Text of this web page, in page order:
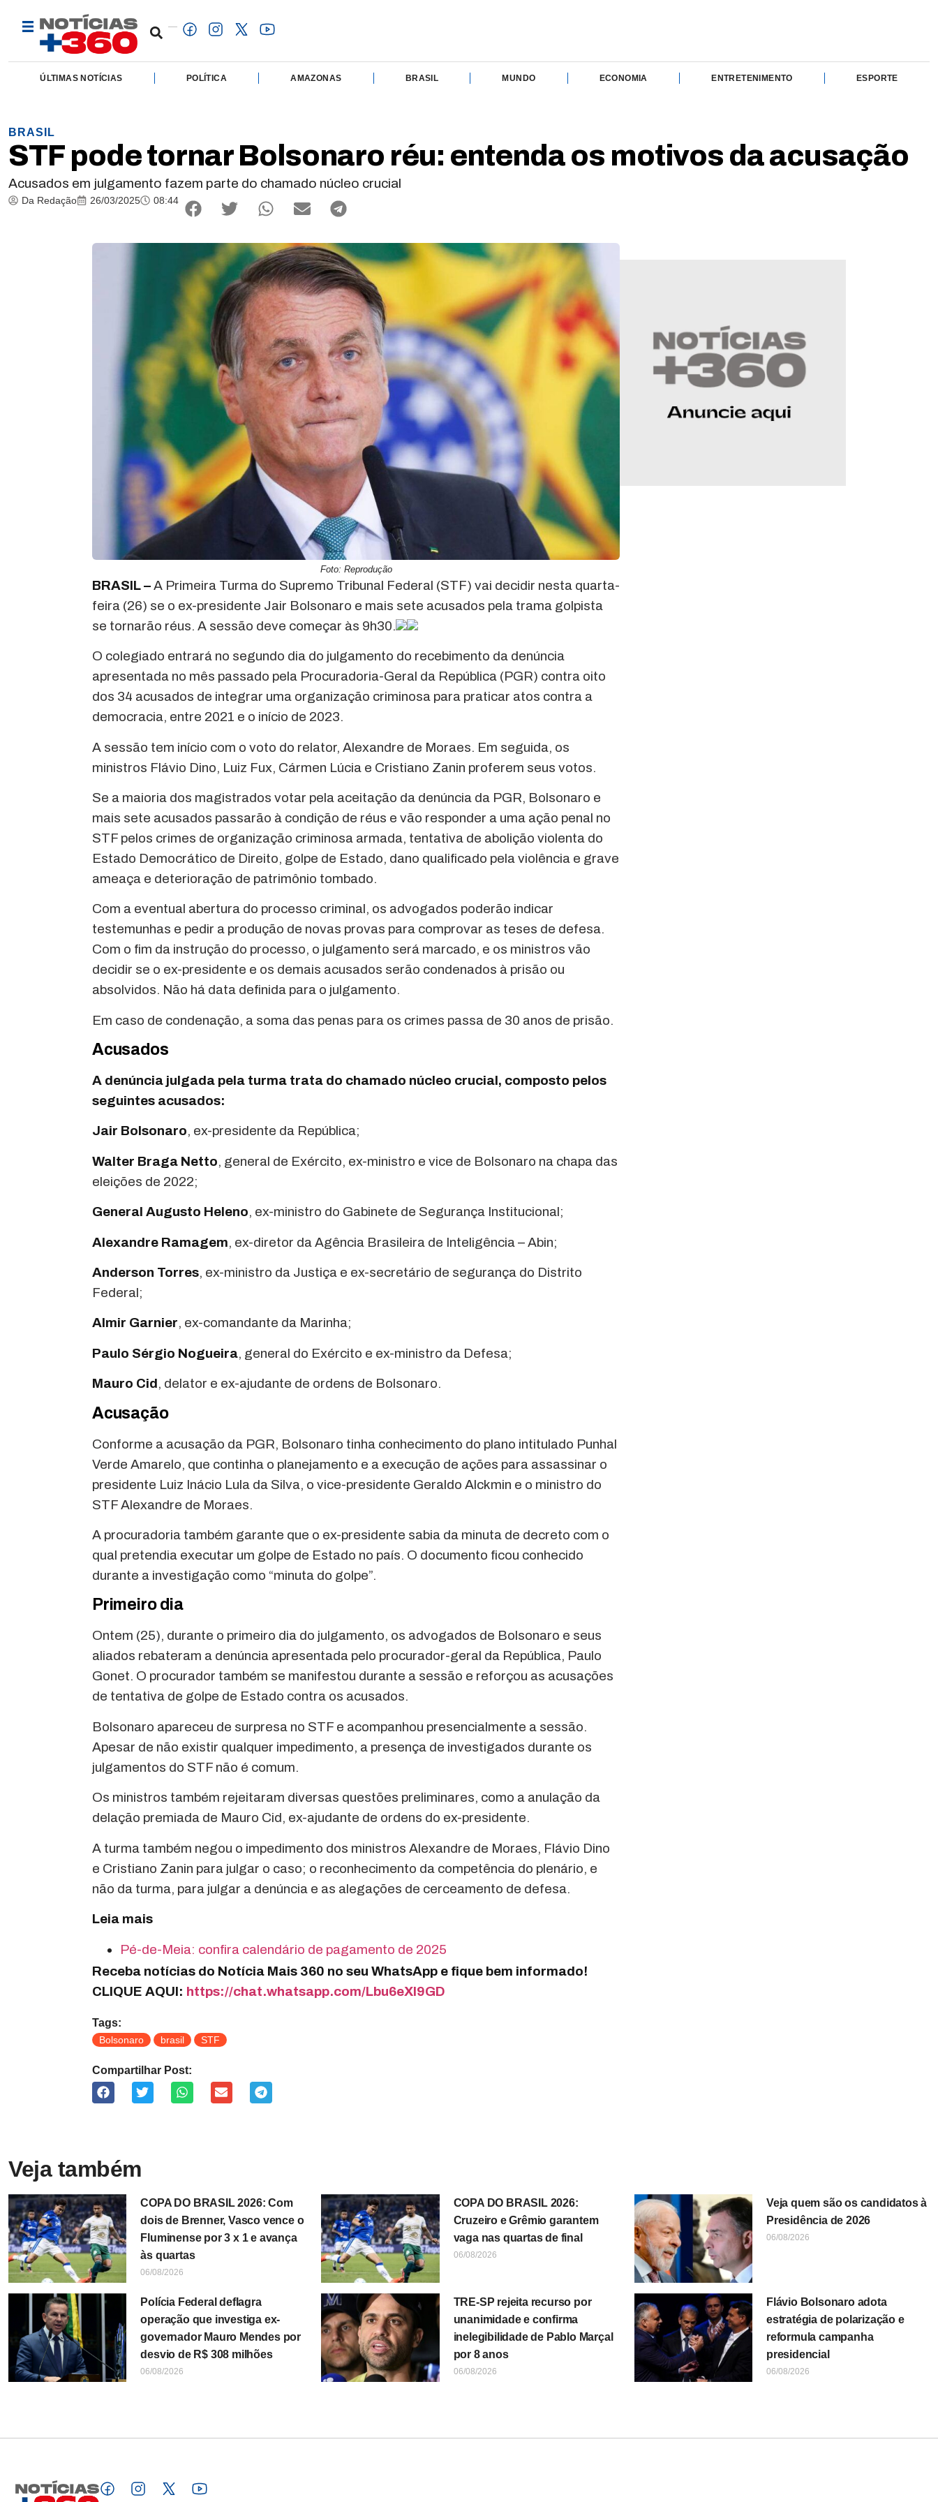
ÚLTIMAS NOTÍCIAS POLÍTICA AMAZONAS BRASIL MUNDO ECONOMIA ENTRETENIMENTO ESPORTE
BRASIL
STF pode tornar Bolsonaro réu: entenda os motivos da acusação
Acusados em julgamento fazem parte do chamado núcleo crucial
Da Redação 26/03/2025 08:44
Foto: Reprodução
BRASIL –A Primeira Turma do Supremo Tribunal Federal (STF) vai decidir nesta quarta-
feira (26) se o ex-presidente Jair Bolsonaro e mais sete acusados pela trama golpista
se tornarão réus. A sessão deve começar às 9h30.
O colegiado entrará no segundo dia do julgamento do recebimento da denúncia
apresentada no mês passado pela Procuradoria-Geral da República (PGR) contra oito
dos 34 acusados de integrar uma organização criminosa para praticar atos contra a
democracia, entre 2021 e o início de 2023.
A sessão tem início com o voto do relator, Alexandre de Moraes. Em seguida, os
ministros Flávio Dino, Luiz Fux, Cármen Lúcia e Cristiano Zanin proferem seus votos.
Se a maioria dos magistrados votar pela aceitação da denúncia da PGR, Bolsonaro e
mais sete acusados passarão à condição de réus e vão responder a uma ação penal no
STF pelos crimes de organização criminosa armada, tentativa de abolição violenta do
Estado Democrático de Direito, golpe de Estado, dano qualificado pela violência e grave
ameaça e deterioração de patrimônio tombado.
Com a eventual abertura do processo criminal, os advogados poderão indicar
testemunhas e pedir a produção de novas provas para comprovar as teses de defesa.
Com o fim da instrução do processo, o julgamento será marcado, e os ministros vão
decidir se o ex-presidente e os demais acusados serão condenados à prisão ou
absolvidos. Não há data definida para o julgamento.
Em caso de condenação, a soma das penas para os crimes passa de 30 anos de prisão.
Acusados
A denúncia julgada pela turma trata do chamado núcleo crucial, composto pelos
seguintes acusados:
Jair Bolsonaro, ex-presidente da República;
Walter Braga Netto, general de Exército, ex-ministro e vice de Bolsonaro na chapa das
eleições de 2022;
General Augusto Heleno, ex-ministro do Gabinete de Segurança Institucional;
Alexandre Ramagem, ex-diretor da Agência Brasileira de Inteligência – Abin;
Anderson Torres, ex-ministro da Justiça e ex-secretário de segurança do Distrito
Federal;
Almir Garnier, ex-comandante da Marinha;
Paulo Sérgio Nogueira, general do Exército e ex-ministro da Defesa;
Mauro Cid, delator e ex-ajudante de ordens de Bolsonaro.
Acusação
Conforme a acusação da PGR, Bolsonaro tinha conhecimento do plano intitulado Punhal
Verde Amarelo, que continha o planejamento e a execução de ações para assassinar o
presidente Luiz Inácio Lula da Silva, o vice-presidente Geraldo Alckmin e o ministro do
STF Alexandre de Moraes.
A procuradoria também garante que o ex-presidente sabia da minuta de decreto com o
qual pretendia executar um golpe de Estado no país. O documento ficou conhecido
durante a investigação como “minuta do golpe”.
Primeiro dia
Ontem (25), durante o primeiro dia do julgamento, os advogados de Bolsonaro e seus
aliados rebateram a denúncia apresentada pelo procurador-geral da República, Paulo
Gonet. O procurador também se manifestou durante a sessão e reforçou as acusações
de tentativa de golpe de Estado contra os acusados.
Bolsonaro apareceu de surpresa no STF e acompanhou presencialmente a sessão.
Apesar de não existir qualquer impedimento, a presença de investigados durante os
julgamentos do STF não é comum.
Os ministros também rejeitaram diversas questões preliminares, como a anulação da
delação premiada de Mauro Cid, ex-ajudante de ordens do ex-presidente.
A turma também negou o impedimento dos ministros Alexandre de Moraes, Flávio Dino
e Cristiano Zanin para julgar o caso; o reconhecimento da competência do plenário, e
não da turma, para julgar a denúncia e as alegações de cerceamento de defesa.
Leia mais
Pé-de-Meia: confira calendário de pagamento de 2025
Receba notícias do Notícia Mais 360 no seu WhatsApp e fique bem informado!
CLIQUE AQUI: https://chat.whatsapp.com/Lbu6eXI9GD
Tags:
Bolsonaro brasil STF
Compartilhar Post:
Veja também
COPA DO BRASIL 2026: Com
dois de Brenner, Vasco vence o
Fluminense por 3 x 1 e avança
às quartas
06/08/2026
COPA DO BRASIL 2026:
Cruzeiro e Grêmio garantem
vaga nas quartas de final
06/08/2026
Veja quem são os candidatos à
Presidência de 2026
06/08/2026
Polícia Federal deflagra
operação que investiga ex-
governador Mauro Mendes por
desvio de R$ 308 milhões
06/08/2026
TRE-SP rejeita recurso por
unanimidade e confirma
inelegibilidade de Pablo Marçal
por 8 anos
06/08/2026
Flávio Bolsonaro adota
estratégia de polarização e
reformula campanha
presidencial
06/08/2026